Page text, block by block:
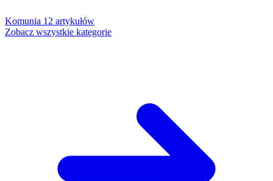
Komunia 12 artykułów
Zobacz wszystkie kategorie